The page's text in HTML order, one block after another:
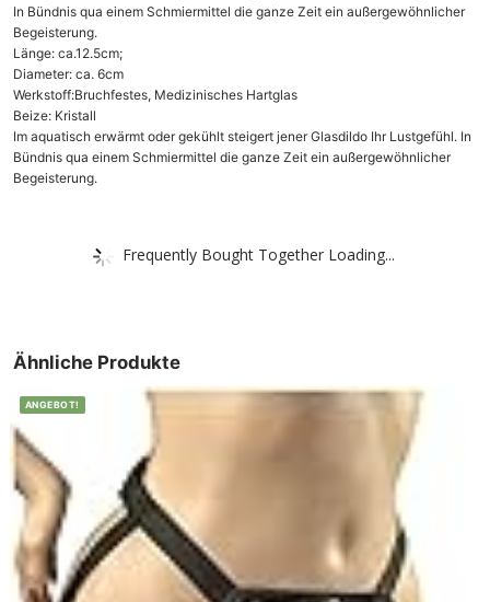
In Bündnis qua einem Schmiermittel die ganze Zeit ein außergewöhnlicher
Begeisterung.
Länge: ca.12.5cm;
Diameter: ca. 6cm
Werkstoff:Bruchfestes, Medizinisches Hartglas
Beize: Kristall
Im aquatisch erwärmt oder gekühlt steigert jener Glasdildo Ihr Lustgefühl. In
Bündnis qua einem Schmiermittel die ganze Zeit ein außergewöhnlicher
Begeisterung.
Frequently Bought Together Loading...
Ähnliche Produkte
ANGEBOT!